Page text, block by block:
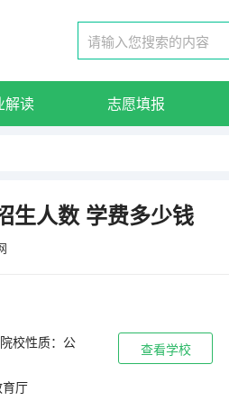
解读 志愿填报
生人数 学费多少钱
院校性质：公
厅
查看学校